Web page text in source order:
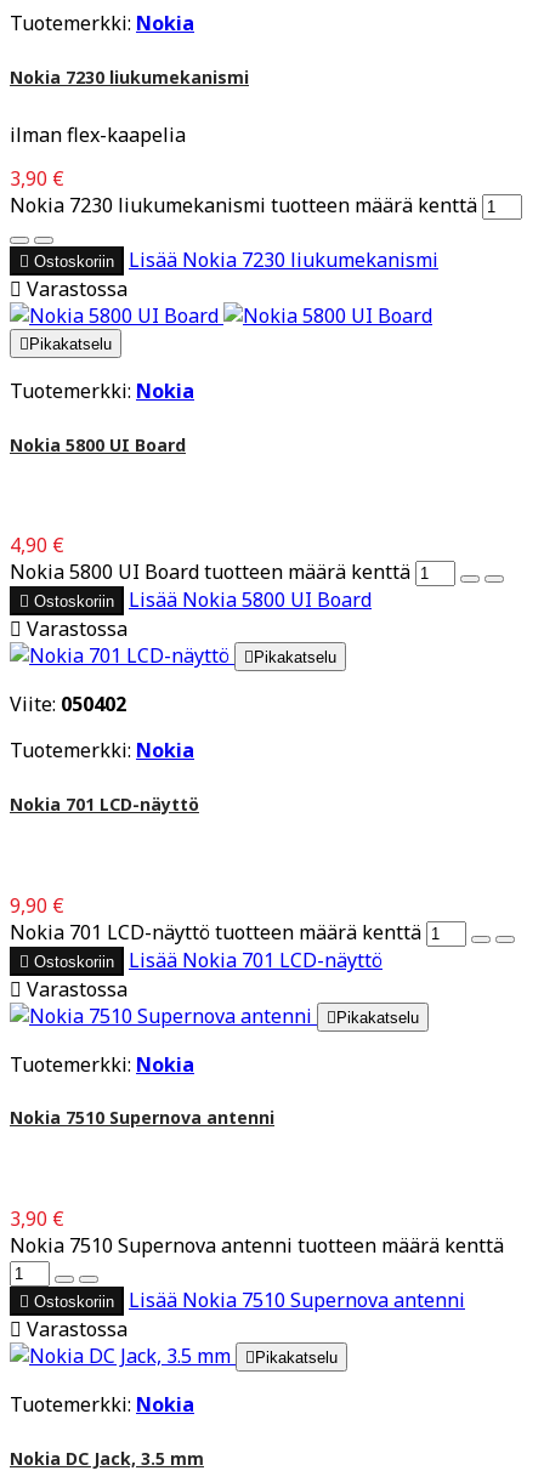
Tuotemerkki: Nokia
Nokia 7230 liukumekanismi
ilman flex-kaapelia
3,90 €
Nokia 7230 liukumekanismi tuotteen määrä kenttä
 Ostoskoriin Lisää Nokia 7230 liukumekanismi
 Varastossa
 Pikakatselu
Tuotemerkki: Nokia
Nokia 5800 UI Board
4,90 €
Nokia 5800 UI Board tuotteen määrä kenttä
 Ostoskoriin Lisää Nokia 5800 UI Board
 Varastossa
 Pikakatselu
Viite: 050402
Tuotemerkki: Nokia
Nokia 701 LCD-näyttö
9,90 €
Nokia 701 LCD-näyttö tuotteen määrä kenttä
 Ostoskoriin Lisää Nokia 701 LCD-näyttö
 Varastossa
 Pikakatselu
Tuotemerkki: Nokia
Nokia 7510 Supernova antenni
3,90 €
Nokia 7510 Supernova antenni tuotteen määrä kenttä
 Ostoskoriin Lisää Nokia 7510 Supernova antenni
 Varastossa
 Pikakatselu
Tuotemerkki: Nokia
Nokia DC Jack, 3.5 mm